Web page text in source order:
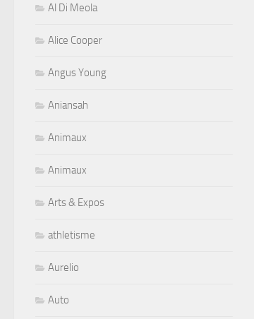
Al Di Meola
Alice Cooper
Angus Young
Aniansah
Animaux
Animaux
Arts & Expos
athletisme
Aurelio
Auto